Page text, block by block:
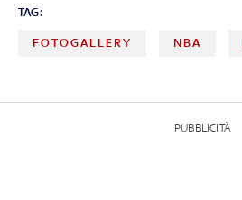
TAG:
FOTOGALLERY NBA
PUBBLICITÀ